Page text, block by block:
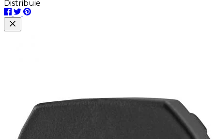
Distribuie